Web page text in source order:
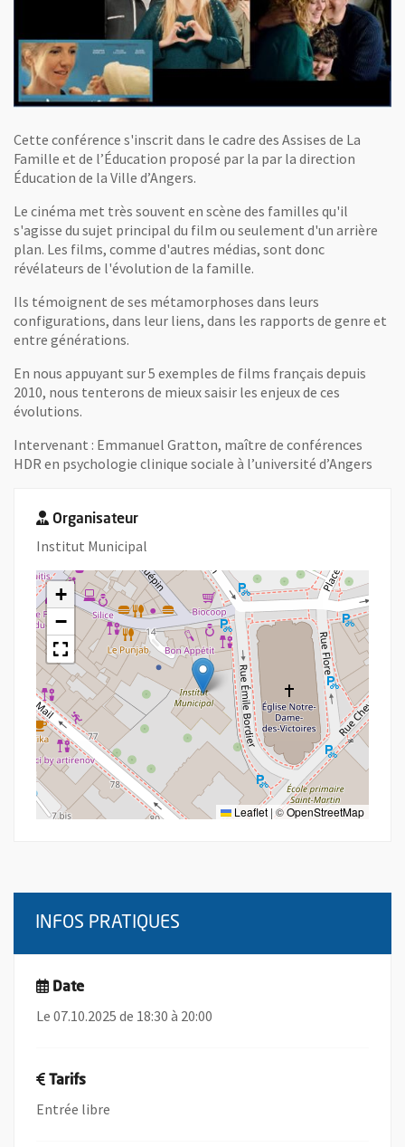
Cette conférence s'inscrit dans le cadre des Assises de La
Famille et de l’Éducation proposé par la par la direction
Éducation de la Ville d’Angers.
Le cinéma met très souvent en scène des familles qu'il
s'agisse du sujet principal du film ou seulement d'un arrière
plan. Les films, comme d'autres médias, sont donc
révélateurs de l'évolution de la famille.
Ils témoignent de ses métamorphoses dans leurs
configurations, dans leur liens, dans les rapports de genre et
entre générations.
En nous appuyant sur 5 exemples de films français depuis
2010, nous tenterons de mieux saisir les enjeux de ces
évolutions.
Intervenant : Emmanuel Gratton, maître de conférences
HDR en psychologie clinique sociale à l’université d’Angers
Organisateur
Institut Municipal
+
−
Leaflet | ©OpenStreetMap
INFOS PRATIQUES
Date
Le 07.10.2025 de 18:30 à 20:00
Tarifs
Entrée libre